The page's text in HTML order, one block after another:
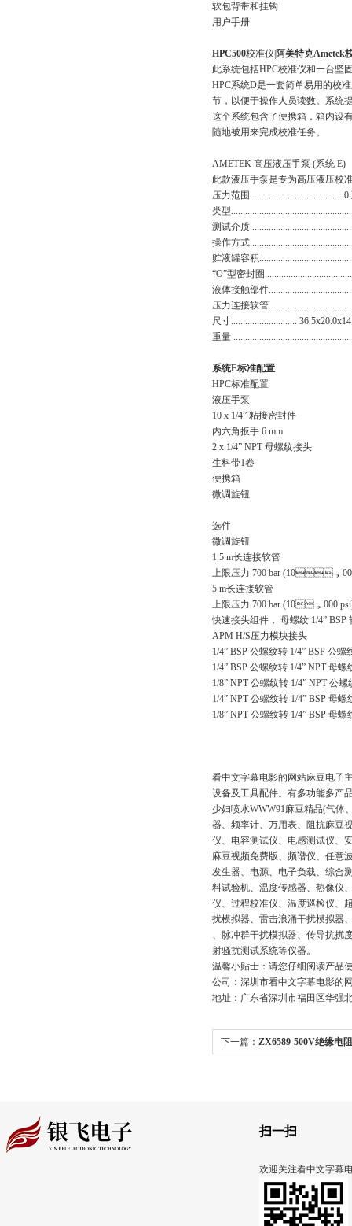
软包背带和挂钩
用户手册
HPC500校准仪| 阿美特克Ametek
此系统包括HPC校准仪和一台坚固
HPC系统D是一套简单易用的校准系
节，以便于操作人员读数
这个系统包含了便携箱，箱内设
随地被用来完成校准任务。
AMETEK 高压液压手泵 (系统 E)
此款液压手泵是专为高压液压校准
压力范围 ...................................... 0
类型
测试介质
操作方式
贮液罐容积
“O”型密封圈
液体接触部件
压力连接软管
尺寸............................
重量
系统E标准配置
HPC标准配置
液压手泵
10 x 1/4” 粘接密封件
内六角扳手 6 mm
2 x 1/4” NPT母螺纹接头
生料带1卷
便携箱
微调旋钮
选件
微调旋钮
1.5 m长连接软管
上限压力 700 bar (10，
5 m长连接软管
上限压力 700 bar (10，000
快速接头组件， 母螺纹 1/4” BSP
APM H/S压力模块接头
1/4” BSP 公螺纹转 1/4” BSP 公螺
1/4” BSP 公螺纹转 1/4” NPT母螺
1/8” NPT公螺纹转 1/4” NPT公螺
1/4” NPT公螺纹转 1/4” BSP 母螺
1/8” NPT公螺纹转 1/4” BSP 母螺
看中文字幕电影的网站麻豆电子主要
设备及工具配件。有多功能多产品
少妇喷水WWW91麻豆精品(气体
器、频率计、万用表、阻抗麻
仪、电容测试仪、电感测试仪
麻豆视频免费版、频谱仪、任意波
发生器、电源、电子负载、综合
料试验机、温度传感器、热像仪
仪、过程校准仪、温度巡检仪
扰模拟器、雷击浪涌干扰模拟器
、脉冲群干扰模拟器、传导抗
射骚扰测试系统等仪器。
温馨小贴士：请您仔细阅读产品使
公司：深圳市看中文字幕电影
地址：广东省深圳市福田区华强
下一篇： ZX6589-500V绝缘电
扫一扫
欢迎关注看中文字幕